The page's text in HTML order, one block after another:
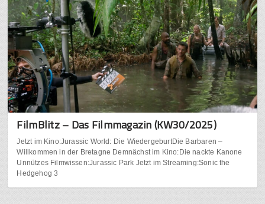
FilmBlitz – Das Filmmagazin (KW30/2025)
Jetzt im Kino:Jurassic World: Die WiedergeburtDie Barbaren –
Willkommen in der Bretagne Demnächst im Kino:Die nackte Kanone
Unnützes Filmwissen:Jurassic Park Jetzt im Streaming:Sonic the
Hedgehog 3